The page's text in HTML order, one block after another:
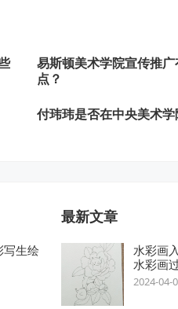
易斯顿美术学院宣传推
点？
付玮玮是否在中央美术学
写生绘
最新文章
水彩画
水彩画
2024-04-